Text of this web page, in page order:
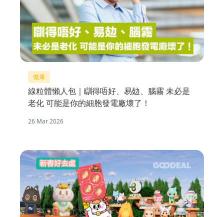
健康
線粒體懶人包｜瞓得唔好、易攰、腦霧 未必是
老化 可能是你的細胞發電廠壞了！
26 Mar 2026